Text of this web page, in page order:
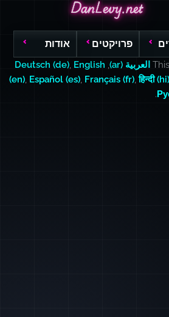
DanLevy.net
DanLevy.net
פרויקטים אודות
العربية (ar) ,
Deutsch (de), English
(en), Español (es), Français (fr),हिन्दी (hi)
.